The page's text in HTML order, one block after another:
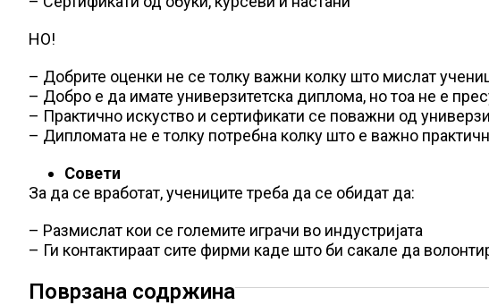
НО!
– Добрите оценки не се толку важни колку што мислат
– Добро е да имате универзитетска диплома, но тоа не е
– Практично искуство и сертификати се поважни од
– Дипломата не е толку потребна колку што е важно
Совети
За да се вработат, учениците треба да се обидат да:
– Размислат кои се големите играчи во индустријата
– Ги контактираат сите фирми каде што би сакале да
Поврзана содржина